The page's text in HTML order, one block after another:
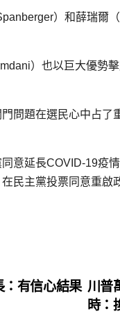
）和薛瑞爾
）也以巨大優勢
問題在選民心中占
意延長COVID-19疫
民主黨投票同意重啟
川普
時：
有信心結果